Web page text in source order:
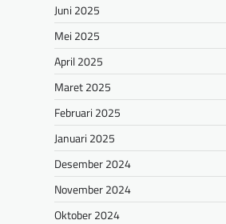
Juni 2025
Mei 2025
April 2025
Maret 2025
Februari 2025
Januari 2025
Desember 2024
November 2024
Oktober 2024